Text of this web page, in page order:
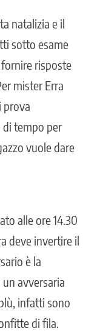
natalizia e il
sotto esame
risposte
mister Erra
prova
di tempo per
vuole dare
alle ore 14.30
deve invertire il
è la
un avversaria
infatti sono
di fila.